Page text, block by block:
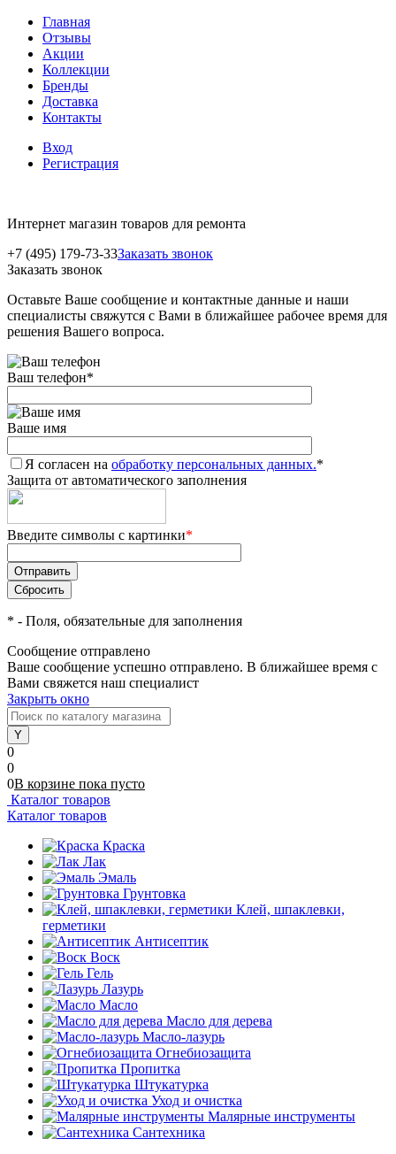
Главная
Отзывы
Акции
Коллекции
Бренды
Доставка
Контакты
Вход
Регистрация
Интернет магазин товаров для ремонта
+7 (495) 179-73-33Заказать звонок
Заказать звонок
Оставьте Ваше сообщение и контактные данные и наши
специалисты свяжутся с Вами в ближайшее рабочее время для
решения Вашего вопроса.
Ваш телефон*
Ваше имя
Я согласен на обработку персональных данных.*
Защита от автоматического заполнения
Введите символы с картинки*
* - Поля, обязательные для заполнения
Сообщение отправлено
Ваше сообщение успешно отправлено. В ближайшее время с
Вами свяжется наш специалист
Закрыть окно
0
0
0В корзине пока пусто
Каталог товаров
Каталог товаров
Краска
Лак
Эмаль
Грунтовка
Клей, шпаклевки,
герметики
Антисептик
Воск
Гель
Лазурь
Масло
Масло для дерева
Масло-лазурь
Огнебиозащита
Пропитка
Штукатурка
Уход и очистка
Малярные инструменты
Сантехника